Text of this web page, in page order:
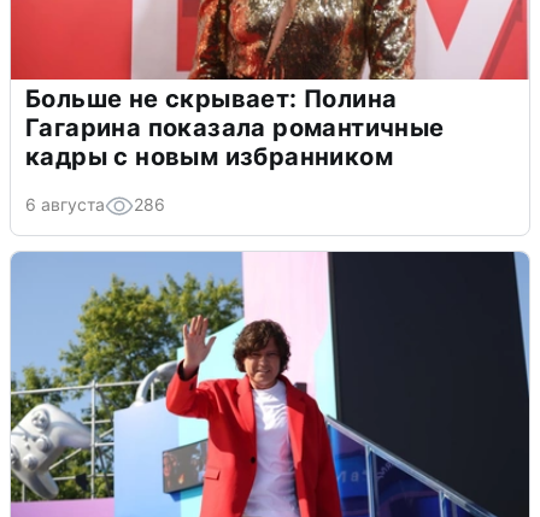
Больше не скрывает: Полина
Гагарина показала романтичные
кадры с новым избранником
6 августа 286